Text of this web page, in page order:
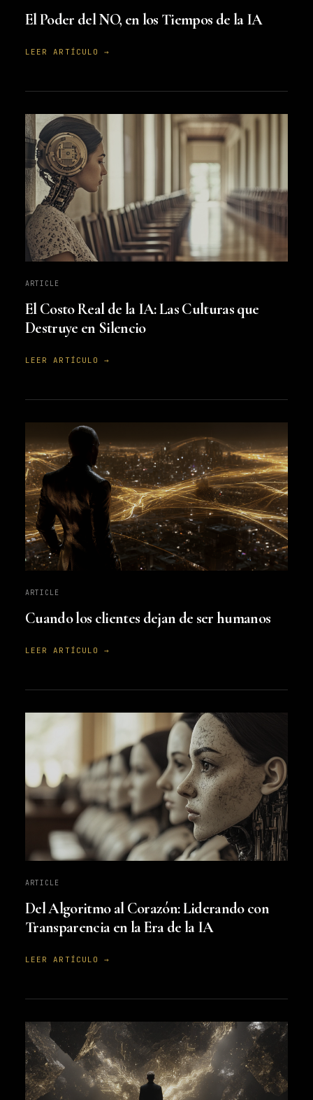
El Poder del NO, en los Tiempos de la IA
LEER ARTÍCULO →
ARTICLE
El Costo Real de la IA: Las Culturas que
Destruye en Silencio
LEER ARTÍCULO →
ARTICLE
Cuando los clientes dejan de ser humanos
LEER ARTÍCULO →
ARTICLE
Del Algoritmo al Corazón: Liderando con
Transparencia en la Era de la IA
LEER ARTÍCULO →